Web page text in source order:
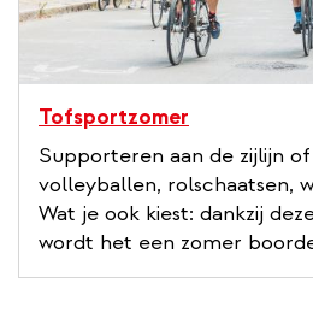
Tofsportzomer
Supporteren aan de zijlijn
volleyballen, rolschaatsen,
Wat je ook kiest: dankzij
wordt het een zomer